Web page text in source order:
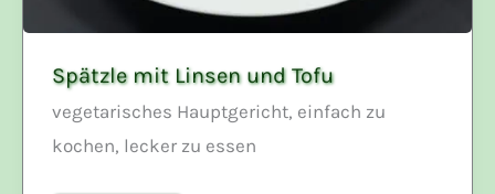
Spätzle mit Linsen und Tofu
vegetarisches Hauptgericht, einfach zu
kochen, lecker zu essen